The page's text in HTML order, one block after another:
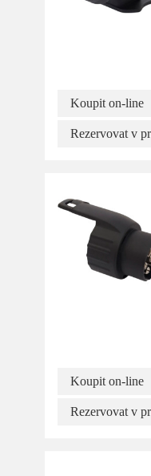
Koupit on-line
Rezervovat v
Koupit on-line
Rezervovat v